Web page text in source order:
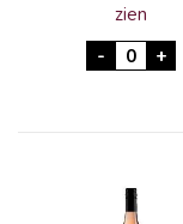
zien
- Torres
+